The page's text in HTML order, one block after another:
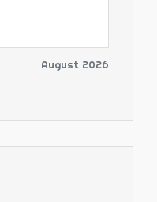
August 2026